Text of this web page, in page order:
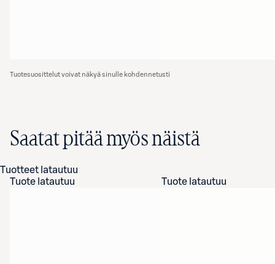
Tuotesuosittelut voivat näkyä sinulle kohdennetusti
Saatat pitää myös näistä
Tuotteet latautuu
Tuote latautuu
Tuote latautuu